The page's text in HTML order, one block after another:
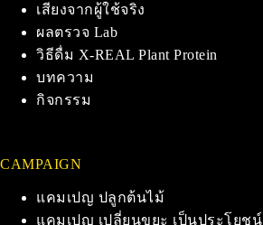
เสียงจากผู้ใช้จริง
ผลตรวจ Lab
วิธีดื่ม X-REAL Plant Protein
บทความ
กิจกรรม
CAMPAIGN
แคมเปญ ปลูกต้นไม้
แคมเปญ เปลี่ยนขยะ เป็นประโยชน์